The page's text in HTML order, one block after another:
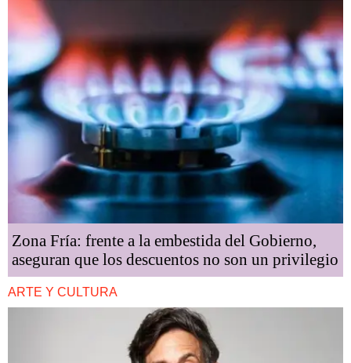
Zona Fría: frente a la embestida del Gobierno,
aseguran que los descuentos no son un privilegio
ARTE Y CULTURA